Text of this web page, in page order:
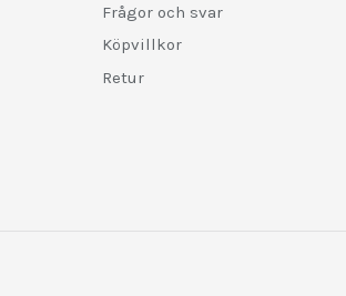
Frågor och svar
Köpvillkor
Retur